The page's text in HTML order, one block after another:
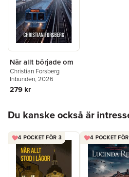
När allt började om
Christian Forsberg
Inbunden, 2026
279 kr
Du kanske också är
4 POCKET FÖR 3 4 POCKET